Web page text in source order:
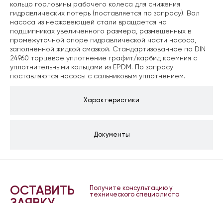
Характеристики
Документы
кольцо горловины рабочего колеса для снижения
гидравлических потерь (поставляется по запросу). Вал
насоса из нержавеющей стали вращается на
подшипниках увеличенного размера, размещенных в
промежуточной опоре гидравлической части насоса,
заполненной жидкой смазкой. Стандартизованное по DIN
24960 торцевое уплотнение графит/карбид кремния с
уплотнительными кольцами из EPDM. По запросу
поставляются насосы с сальниковым уплотнением.
ОСТАВИТЬ
Получите консультацию у
технического специалиста